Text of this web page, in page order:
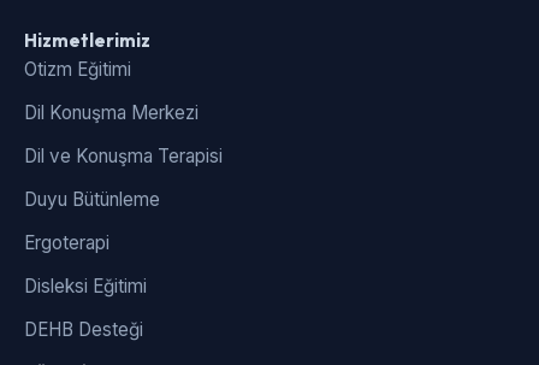
Hizmetlerimiz
Otizm Eğitimi
Dil Konuşma Merkezi
Dil ve Konuşma Terapisi
Duyu Bütünleme
Ergoterapi
Disleksi Eğitimi
DEHB Desteği